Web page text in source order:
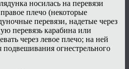
носилась на перевязи
плечо (некоторые
перевязи, надетые через
перевязь карабина или
через левое плечо; на ней
огнестрельного